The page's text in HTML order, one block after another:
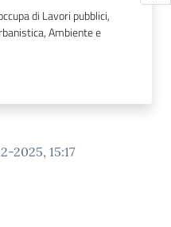
di Lavori pubblici,
Ambiente e
2025, 15:17